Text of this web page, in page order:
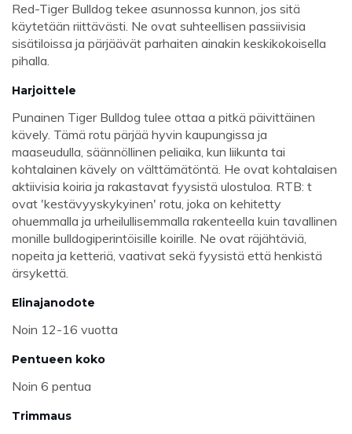
Red-Tiger Bulldog tekee asunnossa kunnon, jos sitä
käytetään riittävästi. Ne ovat suhteellisen passiivisia
sisätiloissa ja pärjäävät parhaiten ainakin keskikokoisella
pihalla.
Harjoittele
Punainen Tiger Bulldog tulee ottaa a pitkä päivittäinen
kävely. Tämä rotu pärjää hyvin kaupungissa ja
maaseudulla, säännöllinen peliaika, kun liikunta tai
kohtalainen kävely on välttämätöntä. He ovat kohtalaisen
aktiivisia koiria ja rakastavat fyysistä ulostuloa. RTB: t
ovat 'kestävyyskykyinen' rotu, joka on kehitetty
ohuemmalla ja urheilullisemmalla rakenteella kuin tavallinen
monille bulldogiperintöisille koirille. Ne ovat räjähtäviä,
nopeita ja ketteriä, vaativat sekä fyysistä että henkistä
ärsykettä.
Elinajanodote
Noin 12-16 vuotta
Pentueen koko
Noin 6 pentua
Trimmaus